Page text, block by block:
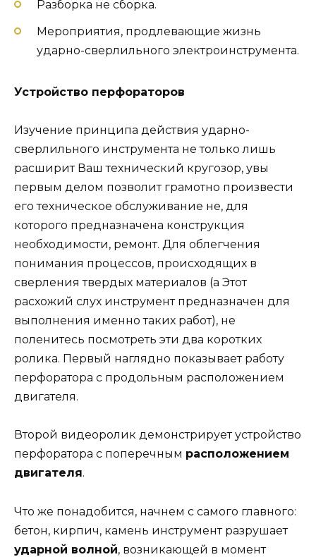
Разборка не сборка.
Мероприятия, продлевающие жизнь
ударно-сверлильного электроинструмента.
Устройство перфораторов
Изучение принципа действия ударно-
сверлильного инструмента не только лишь
расширит Ваш технический кругозор, увы
первым делом позволит грамотно произвести
его техническое обслуживание не, для
которого предназначена конструкция
необходимости, ремонт. Для облегчения
понимания процессов, происходящих в
сверления твердых материалов (а Этот
расхожий слух инструмент предназначен для
выполнения именно таких работ), не
поленитесь посмотреть эти два коротких
ролика. Первый наглядно показывает работу
перфоратора с продольным расположением
двигателя.
Второй видеоролик демонстрирует устройство
перфоратора с поперечным расположением
двигателя.
Что же понадобится, начнем с самого главного:
бетон, кирпич, камень инструмент разрушает
ударной волной, возникающей в момент